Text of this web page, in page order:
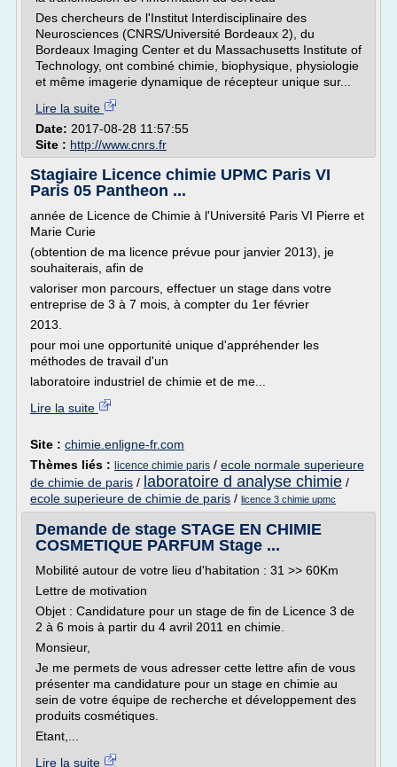
Des chercheurs de l'Institut Interdisciplinaire des
Neurosciences (CNRS/Université Bordeaux 2), du
Bordeaux Imaging Center et du Massachusetts Institute of
Technology, ont combiné chimie, biophysique, physiologie
et même imagerie dynamique de récepteur unique sur...
Lire la suite
Date: 2017-08-28 11:57:55
Site : http://www.cnrs.fr
Stagiaire Licence chimie UPMC Paris VI
Paris 05 Pantheon ...
année de Licence de Chimie à l'Université Paris VI Pierre et
Marie Curie
(obtention de ma licence prévue pour janvier 2013), je
souhaiterais, afin de
valoriser mon parcours, effectuer un stage dans votre
entreprise de 3 à 7 mois, à compter du 1er février
2013.
pour moi une opportunité unique d'appréhender les
méthodes de travail d'un
laboratoire industriel de chimie et de me...
Lire la suite
Site : chimie.enligne-fr.com
Thèmes liés : licence chimie paris / ecole normale superieure
de chimie de paris / laboratoire d analyse chimie /
ecole superieure de chimie de paris / licence 3 chimie upmc
Demande de stage STAGE EN CHIMIE
COSMETIQUE PARFUM Stage ...
Mobilité autour de votre lieu d'habitation : 31 >> 60Km
Lettre de motivation
Objet : Candidature pour un stage de fin de Licence 3 de
2 à 6 mois à partir du 4 avril 2011 en chimie.
Monsieur,
Je me permets de vous adresser cette lettre afin de vous
présenter ma candidature pour un stage en chimie au
sein de votre équipe de recherche et développement des
produits cosmétiques.
Etant,...
Lire la suite